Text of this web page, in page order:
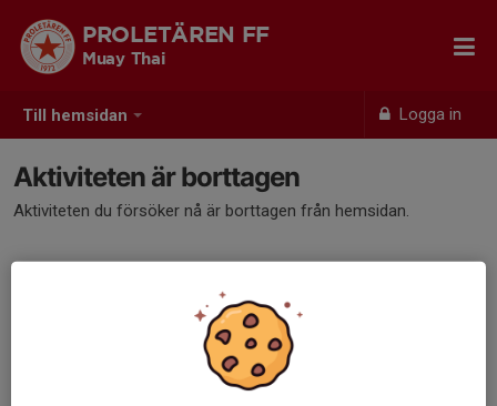
Till hemsidan Logga in
PROLETÄREN FF
Muay Thai
Aktiviteten är borttagen
Aktiviteten du försöker nå är borttagen från hemsidan.